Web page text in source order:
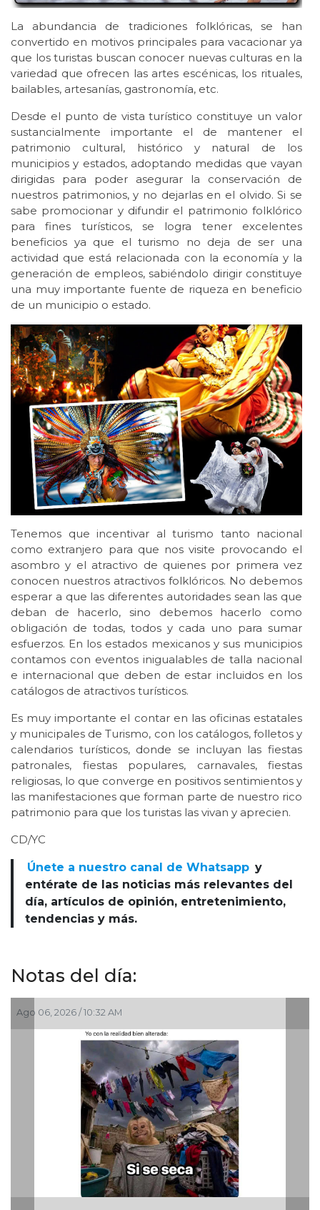
La abundancia de tradiciones folklóricas, se han
convertido en motivos principales para vacacionar ya
que los turistas buscan conocer nuevas culturas en la
variedad que ofrecen las artes escénicas, los rituales,
bailables, artesanías, gastronomía, etc.
Desde el punto de vista turístico constituye un valor
sustancialmente importante el de mantener el
patrimonio cultural, histórico y natural de los
municipios y estados, adoptando medidas que vayan
dirigidas para poder asegurar la conservación de
nuestros patrimonios, y no dejarlas en el olvido. Si se
sabe promocionar y difundir el patrimonio folklórico
para fines turísticos, se logra tener excelentes
beneficios ya que el turismo no deja de ser una
actividad que está relacionada con la economía y la
generación de empleos, sabiéndolo dirigir constituye
una muy importante fuente de riqueza en beneficio
de un municipio o estado.
Tenemos que incentivar al turismo tanto nacional
como extranjero para que nos visite provocando el
asombro y el atractivo de quienes por primera vez
conocen nuestros atractivos folklóricos. No debemos
esperar a que las diferentes autoridades sean las que
deban de hacerlo, sino debemos hacerlo como
obligación de todas, todos y cada uno para sumar
esfuerzos. En los estados mexicanos y sus municipios
contamos con eventos inigualables de talla nacional
e internacional que deben de estar incluidos en los
catálogos de atractivos turísticos.
Es muy importante el contar en las oficinas estatales
y municipales de Turismo, con los catálogos, folletos y
calendarios turísticos, donde se incluyan las fiestas
patronales, fiestas populares, carnavales, fiestas
religiosas, lo que converge en positivos sentimientos y
las manifestaciones que forman parte de nuestro rico
patrimonio para que los turistas las vivan y aprecien.
CD/YC
Únete a nuestro canal de Whatsapp y
entérate de las noticias más relevantes del
día, artículos de opinión, entretenimiento,
tendencias y más.
Notas del día:
Ago 05, 2026 / 8:13 AM